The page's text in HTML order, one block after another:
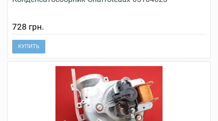
728 грн.
КУПИТЬ